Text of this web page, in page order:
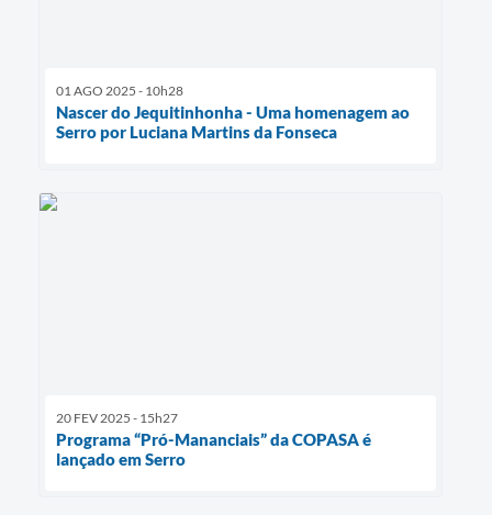
01 AGO 2025 - 10h28
Nascer do Jequitinhonha - Uma homenagem ao
Serro por Luciana Martins da Fonseca
20 FEV 2025 - 15h27
Programa “Pró-Mananciais” da COPASA é
lançado em Serro